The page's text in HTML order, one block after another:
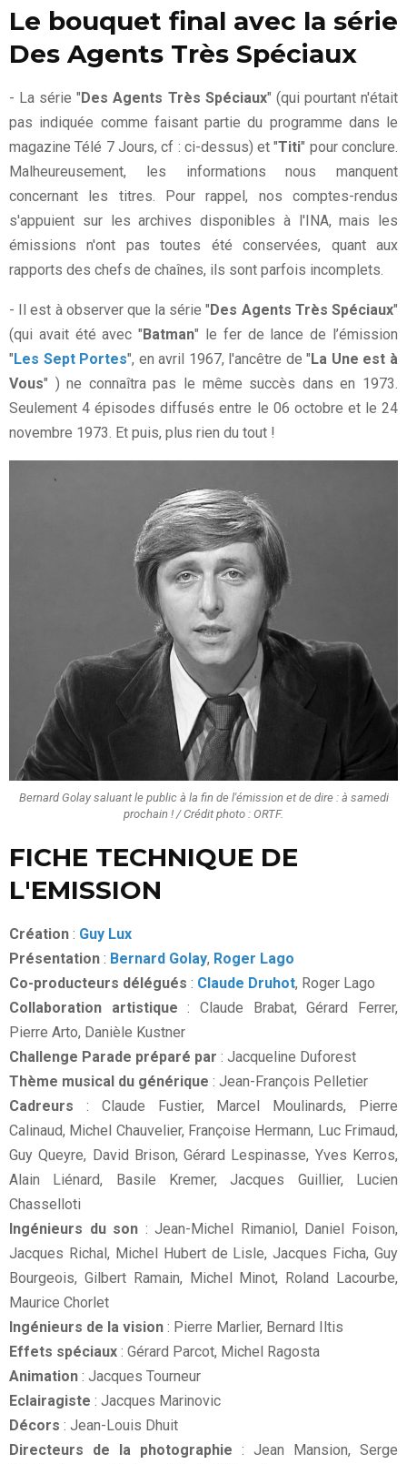
Le bouquet final avec la série
Des Agents Très Spéciaux
- La série "Des Agents Très Spéciaux" (qui pourtant n'était
pas indiquée comme faisant partie du programme dans le
magazine Télé 7 Jours, cf : ci-dessus) et "Titi" pour conclure.
Malheureusement, les informations nous manquent
concernant les titres. Pour rappel, nos comptes-rendus
s'appuient sur les archives disponibles à l'INA, mais les
émissions n'ont pas toutes été conservées, quant aux
rapports des chefs de chaînes, ils sont parfois incomplets.
- Il est à observer que la série "Des Agents Très Spéciaux"
(qui avait été avec "Batman" le fer de lance de l’émission
"Les Sept Portes", en avril 1967, l'ancêtre de "La Une est à
Vous" ) ne connaîtra pas le même succès dans en 1973.
Seulement 4 épisodes diffusés entre le 06 octobre et le 24
novembre 1973. Et puis, plus rien du tout !
Bernard Golay saluant le public à la fin de l'émission et de dire : à samedi
prochain ! / Crédit photo : ORTF.
FICHE TECHNIQUE DE
L'EMISSION
Création : Guy Lux
Présentation : Bernard Golay, Roger Lago
Co-producteurs délégués : Claude Druhot, Roger Lago
Collaboration artistique : Claude Brabat, Gérard Ferrer,
Pierre Arto, Danièle Kustner
Challenge Parade préparé par : Jacqueline Duforest
Thème musical du générique : Jean-François Pelletier
Cadreurs : Claude Fustier, Marcel Moulinards, Pierre
Calinaud, Michel Chauvelier, Françoise Hermann, Luc Frimaud,
Guy Queyre, David Brison, Gérard Lespinasse, Yves Kerros,
Alain Liénard, Basile Kremer, Jacques Guillier, Lucien
Chasselloti
Ingénieurs du son : Jean-Michel Rimaniol, Daniel Foison,
Jacques Richal, Michel Hubert de Lisle, Jacques Ficha, Guy
Bourgeois, Gilbert Ramain, Michel Minot, Roland Lacourbe,
Maurice Chorlet
Ingénieurs de la vision : Pierre Marlier, Bernard Iltis
Effets spéciaux : Gérard Parcot, Michel Ragosta
Animation : Jacques Tourneur
Eclairagiste : Jacques Marinovic
Décors : Jean-Louis Dhuit
Directeurs de la photographie : Jean Mansion, Serge